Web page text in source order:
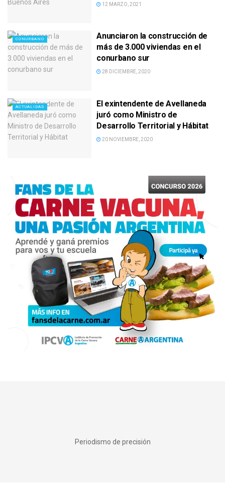
12 MARZO, 2021
CONURBANO
Anunciaron la construcción de
más de 3.000 viviendas en el
conurbano sur
28 DICIEMBRE, 2020
ACTUALIDAD
El exintendente de Avellaneda
juró como Ministro de
Desarrollo Territorial y Hábitat
20 NOVIEMBRE, 2020
Periodismo de precisión